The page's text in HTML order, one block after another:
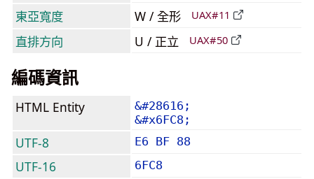
東亞寬度
W / 全形 UAX#11
直排方向 U / 正立 UAX#50
編碼資訊
HTML Entity
&#28616;
&#x6FC8;
UTF-8 E6 BF 88
UTF-16 6FC8